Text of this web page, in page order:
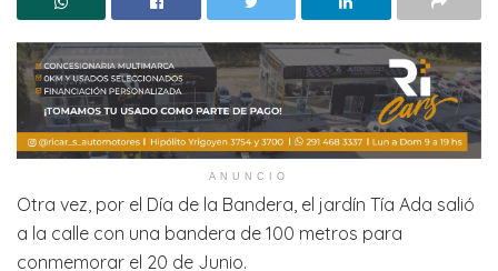
ANUNCIO
Otra vez, por el Día de la Bandera, el jardín Tía Ada salió
a la calle con una bandera de 100 metros para
conmemorar el 20 de Junio.